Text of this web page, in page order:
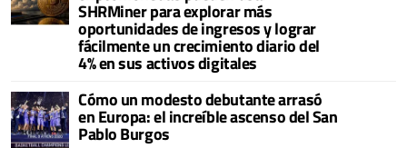
SHRMiner para explorar más
oportunidades de ingresos y lograr
fácilmente un crecimiento diario del
4% en sus activos digitales
Cómo un modesto debutante arrasó
en Europa: el increíble ascenso del San
Pablo Burgos